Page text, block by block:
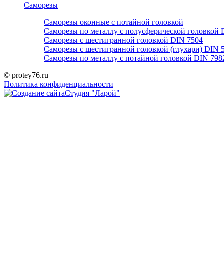
Саморезы
Саморезы оконные с потайной головкой
Саморезы по металлу с полусферической головкой
Саморезы с шестигранной головкой DIN 7504
Саморезы с шестигранной головкой (глухари) DIN
Саморезы по металлу с потайной головкой DIN
© protey76.ru
Политика конфиденциальности
Студия "Ларой"